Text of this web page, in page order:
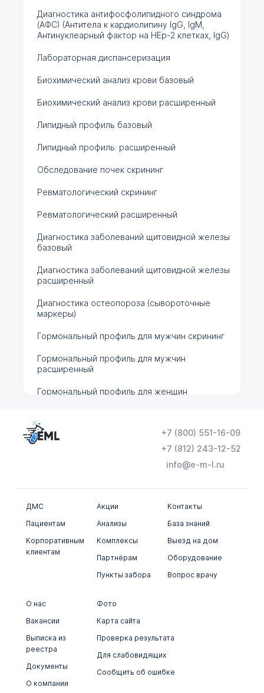
Диагностика антифосфолипидного синдрома
(АФС) (Антитела к кардиолипину IgG, IgM,
Антинуклеарный фактор на HEp-2 клетках, IgG)
Лабораторная диспансеризация
Биохимический анализ крови базовый
Биохимический анализ крови расширенный
Липидный профиль базовый
Липидный профиль: расширенный
Обследование почек скрининг
Ревматологический скрининг
Ревматологический расширенный
Диагностика заболеваний щитовидной железы
базовый
Диагностика заболеваний щитовидной железы
расширенный
Диагностика остеопороза (сывороточные
маркеры)
Гормональный профиль для мужчин скрининг
Гормональный профиль для мужчин
расширенный
Гормональный профиль для женщин
Гормональный профиль для женщин скрининг
Онкологический для мужчин скрининг
Онкологический для мужчин расширенный
Онкологический для женщин скрининг
Диагностика инфекций передающихся половым
путем (сывороточные маркеры)
Диагностика паразитарных заболеваний
(сывороточные маркеры)
Оценка андрогенного статуса
Спортивный профиль PRO
Спортивный профиль
Расширенный комплексный анализ на витамины
(A, бета-каротин, D, E, K, C, B1, B2, B3, B5, B6,
+7 (800) 551-16-09
+7 (812) 243-12-52
info@e-m-l.ru
ДМС
Пациентам
Корпоративным
клиентам
Акции
Анализы
Комплексы
Партнёрам
Пункты забора
Контакты
База знаний
Выезд на дом
Оборудование
Вопрос врачу
О нас
Вакансии
Выписка из
реестра
Документы
О компании
Фото
Карта сайта
Проверка результата
Для слабовидящих
Сообщить об ошибке